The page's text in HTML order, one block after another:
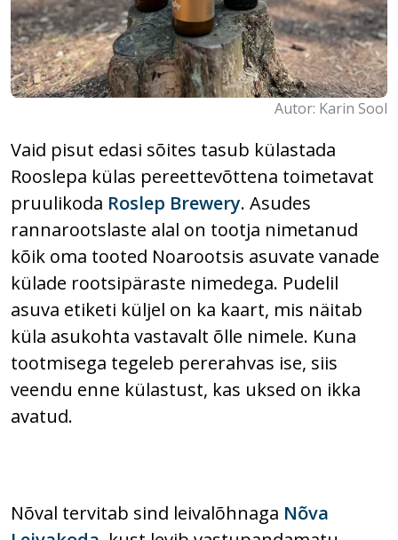
Autor: Karin Sool
Vaid pisut edasi sõites tasub külastada
Rooslepa külas pereettevõttena toimetavat
pruulikoda Roslep Brewery. Asudes
rannarootslaste alal on tootja nimetanud
kõik oma tooted Noarootsis asuvate vanade
külade rootsipäraste nimedega. Pudelil
asuva etiketi küljel on ka kaart, mis näitab
küla asukohta vastavalt õlle nimele. Kuna
tootmisega tegeleb pererahvas ise, siis
veendu enne külastust, kas uksed on ikka
avatud.
Nõval tervitab sind leivalõhnaga Nõva